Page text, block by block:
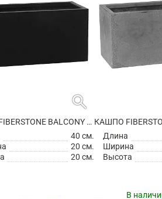
search
КАШПО FIBERSTONE BALCONY XS BLACK
40 см.
20 см.
20 см.
Длина
Ширина
Высота
В